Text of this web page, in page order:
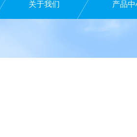
关于我们 产品中